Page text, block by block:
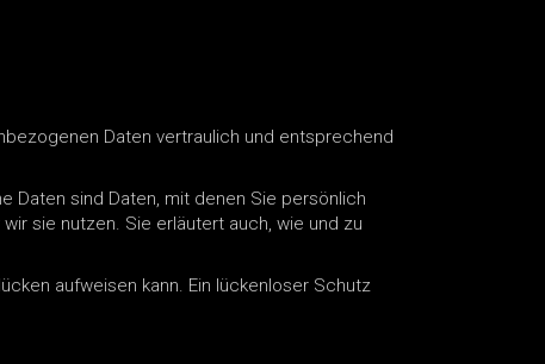
Daten vertraulich und entsprechend
Daten sind Daten, mit denen Sie persönlich
sie nutzen. Sie erläutert auch, wie und zu
aufweisen kann. Ein lückenloser Schutz